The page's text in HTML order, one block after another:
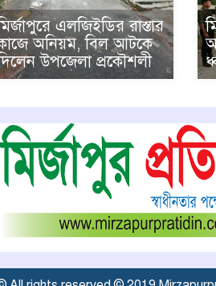
এলজিইডির রাস্তার
অনিয়ম, বিল আটকে
উপজেলা প্রকৌশলী